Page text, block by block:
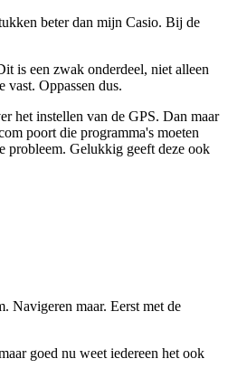
beter dan mijn Casio. Bij de
is een zwak onderdeel, niet alleen
vast. Oppassen dus.
het instellen van de GPS. Dan maar
poort die programma's moeten
probleem. Gelukkig geeft deze ook
Navigeren maar. Eerst met de
goed nu weet iedereen het ook